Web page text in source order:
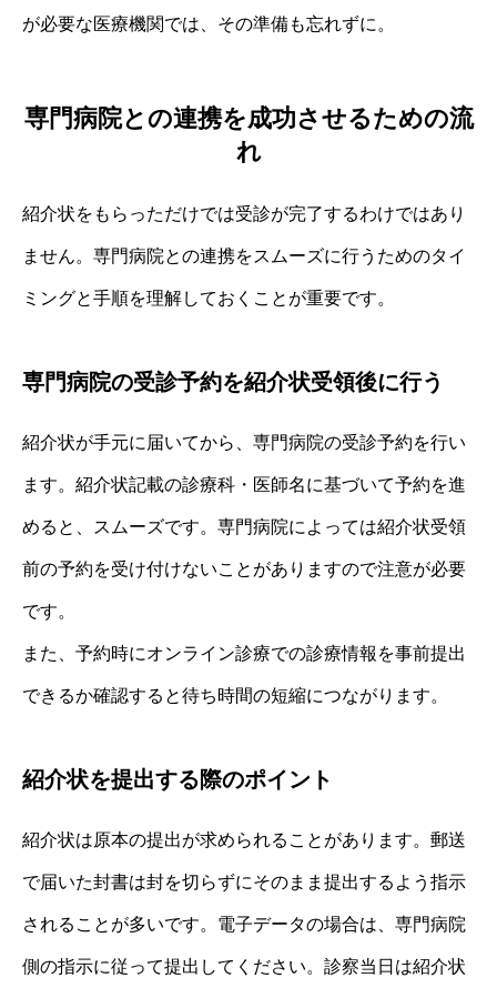
が必要な医療機関では、その準備も忘れずに。
専門病院との連携を成功させるための流
れ
紹介状をもらっただけでは受診が完了するわけではあり
ません。専門病院との連携をスムーズに行うためのタイ
ミングと手順を理解しておくことが重要です。
専門病院の受診予約を紹介状受領後に行う
紹介状が手元に届いてから、専門病院の受診予約を行い
ます。紹介状記載の診療科・医師名に基づいて予約を進
めると、スムーズです。専門病院によっては紹介状受領
前の予約を受け付けないことがありますので注意が必要
です。
また、予約時にオンライン診療での診療情報を事前提出
できるか確認すると待ち時間の短縮につながります。
紹介状を提出する際のポイント
紹介状は原本の提出が求められることがあります。郵送
で届いた封書は封を切らずにそのまま提出するよう指示
されることが多いです。電子データの場合は、専門病院
側の指示に従って提出してください。診察当日は紹介状